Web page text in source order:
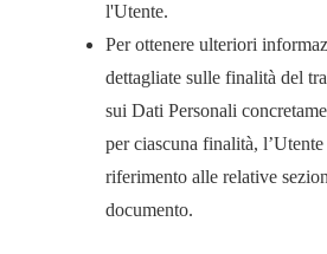
l'Utente.
Per ottenere ulteriori
dettagliate sulle finalità del
sui Dati Personali
per ciascuna finalità,
riferimento alle relative
documento.